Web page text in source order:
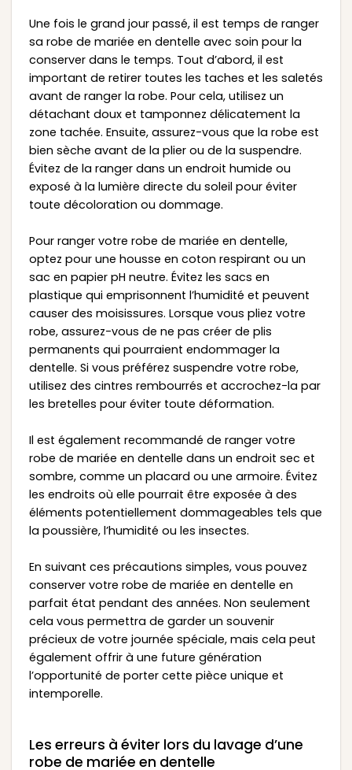
Une fois le grand jour passé, il est temps de ranger
sa robe de mariée en dentelle avec soin pour la
conserver dans le temps. Tout d’abord, il est
important de retirer toutes les taches et les saletés
avant de ranger la robe. Pour cela, utilisez un
détachant doux et tamponnez délicatement la
zone tachée. Ensuite, assurez-vous que la robe est
bien sèche avant de la plier ou de la suspendre.
Évitez de la ranger dans un endroit humide ou
exposé à la lumière directe du soleil pour éviter
toute décoloration ou dommage.
Pour ranger votre robe de mariée en dentelle,
optez pour une housse en coton respirant ou un
sac en papier pH neutre. Évitez les sacs en
plastique qui emprisonnent l’humidité et peuvent
causer des moisissures. Lorsque vous pliez votre
robe, assurez-vous de ne pas créer de plis
permanents qui pourraient endommager la
dentelle. Si vous préférez suspendre votre robe,
utilisez des cintres rembourrés et accrochez-la par
les bretelles pour éviter toute déformation.
Il est également recommandé de ranger votre
robe de mariée en dentelle dans un endroit sec et
sombre, comme un placard ou une armoire. Évitez
les endroits où elle pourrait être exposée à des
éléments potentiellement dommageables tels que
la poussière, l’humidité ou les insectes.
En suivant ces précautions simples, vous pouvez
conserver votre robe de mariée en dentelle en
parfait état pendant des années. Non seulement
cela vous permettra de garder un souvenir
précieux de votre journée spéciale, mais cela peut
également offrir à une future génération
l’opportunité de porter cette pièce unique et
intemporelle.
Les erreurs à éviter lors du lavage d’une
robe de mariée en dentelle